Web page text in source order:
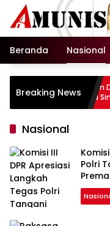
Langsung
konten
Beranda
Nasional
Breaking News
Beton Dipertanyakan, Dana
Baru Simalungun Jadi
Nasional
Polri